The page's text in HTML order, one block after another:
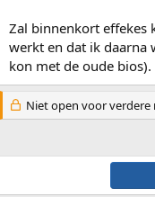
Zal binnenkort effekes
werkt en dat ik daarna
kon met de oude bios).
Niet open voor verdere